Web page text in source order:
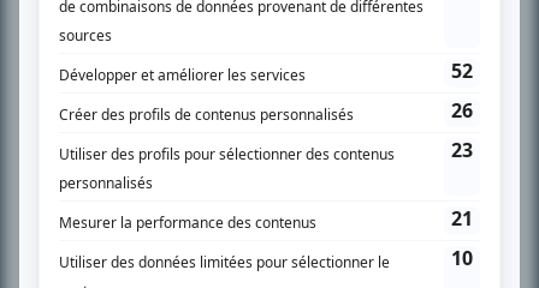
Liste des oeuvres
Recherche avancée
À propos
Nous contacter
Termes et conditions
Politique de confidentialité
Gestion du consentement